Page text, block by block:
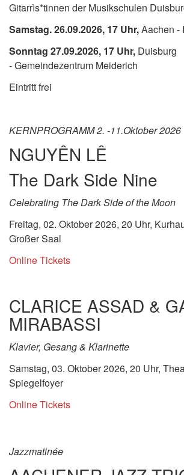
Gitarrìs*tinnen der Musikschulen
Samstag. 26.09.2026, 17 Uhr,Aachen -
Sonntag 27.09.2026, 17 Uhr, Duisburg
- Gemeindezentrum Meiderich
Eintritt frei
KERNPROGRAMM 2. -11.Oktober 2026
NGUYÊN LÊ
The Dark Side Nine
Celebrating The Dark Side of the Moon
Freitag, 02. Oktober 2026, 20 Uhr,
Großer Saal
Online Tickets
CLARICE ASSAD &
MIRABASSI
Klavier, Gesang & Klarinette
Samstag, 03. Oktober 2026, 20 Uhr,
Spiegelfoyer
Online Tickets
Jazzmatinée